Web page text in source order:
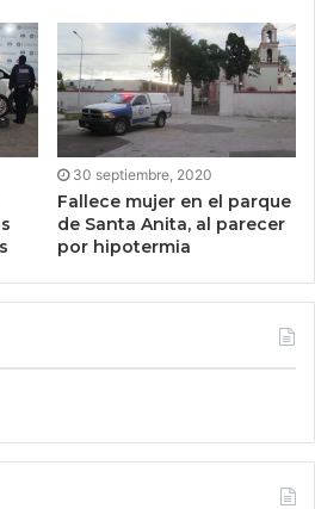
30 septiembre, 2020
Fallece mujer en el parque
de Santa Anita, al parecer
por hipotermia